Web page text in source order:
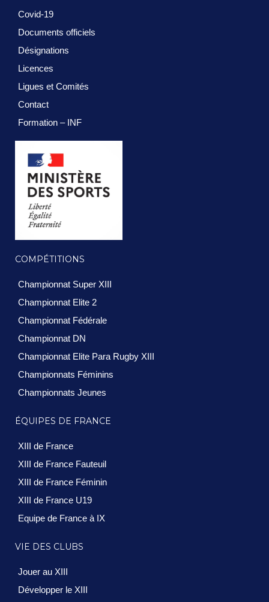
Covid-19
Documents officiels
Désignations
Licences
Ligues et Comités
Contact
Formation – INF
COMPÉTITIONS
Championnat Super XIII
Championnat Elite 2
Championnat Fédérale
Championnat DN
Championnat Elite Para Rugby XIII
Championnats Féminins
Championnats Jeunes
ÉQUIPES DE FRANCE
XIII de France
XIII de France Fauteuil
XIII de France Féminin
XIII de France U19
Equipe de France à IX
VIE DES CLUBS
Jouer au XIII
Développer le XIII